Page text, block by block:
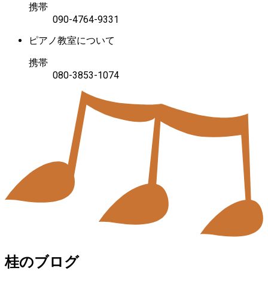
携帯
090-4764-9331
ピアノ教室について
携帯
080-3853-1074
桂のブログ